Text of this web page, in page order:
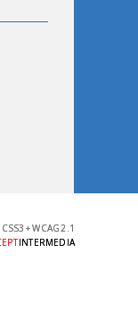
CSS3 +WCAG 2.1
INTERMEDIA